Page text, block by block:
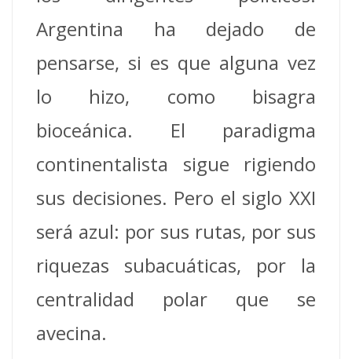
Argentina ha dejado de
pensarse, si es que alguna vez
lo hizo, como bisagra
bioceánica. El paradigma
continentalista sigue rigiendo
sus decisiones. Pero el siglo XXI
será azul: por sus rutas, por sus
riquezas subacuáticas, por la
centralidad polar que se
avecina.